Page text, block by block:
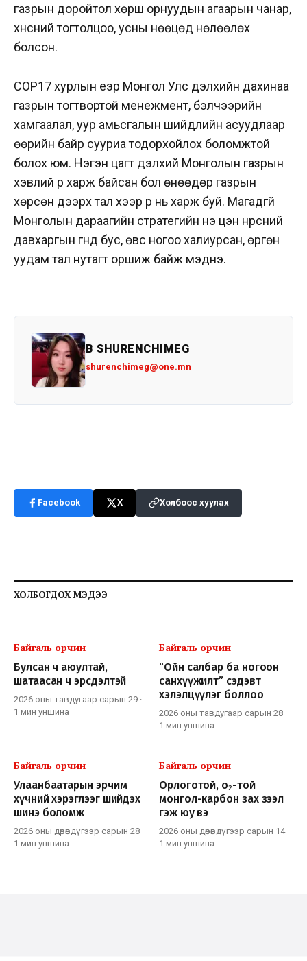
газрын доройтол хөрш орнуудын агаарын чанар,
хүнсний тогтолцоо, усны нөөцөд нөлөөлөх
болсон.
COP17 хурлын үеэр Монгол Улс дэлхийн дахинаа
газрын тогтвортой менежмент, бэлчээрийн
хамгаалал, уур амьсгалын шийдлийн асуудлаар
өөрийн байр сууриа тодорхойлох боломжтой
болох юм. Нэгэн цагт дэлхий Монголын газрын
хэвлий рүү харж байсан бол өнөөдөр газрын
хөрсөн дээрх тал хээр рүү нь харж буй. Магадгүй
Монголын дараагийн стратегийн үнэ цэн нүүрсний
давхаргын гүнд бус, өвс ногоо халиурсан, өргөн
уудам тал нутагт оршиж байж мэднэ.
B SHURENCHIMEG
shurenchimeg@one.mn
Facebook X Холбоос хуулах
ХОЛБОГДОХ МЭДЭЭ
Байгаль орчин
Булсан ч аюултай,
шатаасан ч эрсдэлтэй
2026 оны тавдугаар сарын 29 ·
1 мин уншина
Байгаль орчин
“Ойн салбар ба ногоон
санхүүжилт” сэдэвт
хэлэлцүүлэг боллоо
2026 оны тавдугаар сарын 28 ·
1 мин уншина
Байгаль орчин
Улаанбаатарын эрчим
хүчний хэрэглээг шийдэх
шинэ боломж
2026 оны дөрөвдүгээр сарын 28 ·
1 мин уншина
Байгаль орчин
Орлоготой, o₂-тoй
монгол-карбон зах зээл
гэж юу вэ
2026 оны дөрөвдүгээр сарын 14·
1 мин уншина